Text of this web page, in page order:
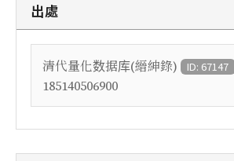
出處
清代量化数据库(縉紳錄) ID: 67147
185140506900